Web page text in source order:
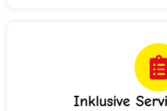
Inklusive